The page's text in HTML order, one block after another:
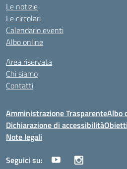
Le notizie
Le circolari
Calendario eventi
Albo online
Area riservata
Chi siamo
Contatti
Amministrazione TrasparenteAlbo
Dichiarazione di accessibilità
Note legali
Seguici su: